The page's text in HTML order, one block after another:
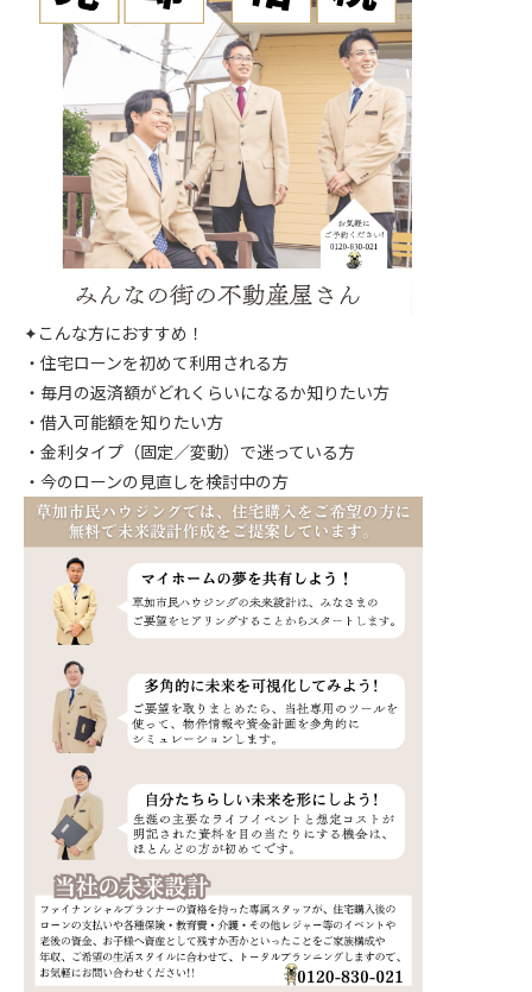
✦こんな方におすすめ！
・住宅ローンを初めて利用される方
・毎月の返済額がどれくらいになるか知りたい方
・借入可能額を知りたい方
・金利タイプ（固定／変動）で迷っている方
・今のローンの見直しを検討中の方